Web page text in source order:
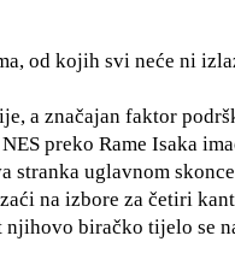
od kojih svi neće ni
a značajan faktor
preko Rame Isaka
stranka uglavnom
na izbore za četiri
biračko tijelo se